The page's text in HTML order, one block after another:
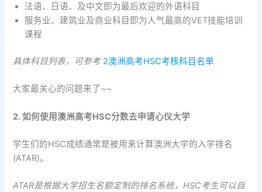
法语、日语、及中文即为最后欢迎的外语科目
服务业、建筑业及商业科目即为人气最高的VET技能培训
课程
具体科目列表，可参考 2澳洲高考HSC考核科目名单
大家最关心的问题来了~~
2.如何使用澳洲高考HSC分数去申请心仪大学
学生们的HSC成绩通常是被用来计算澳洲大学的入学排名
(ATAR)。
ATAR是根据大学招生名额定制的排名系统，HSC考生可以自